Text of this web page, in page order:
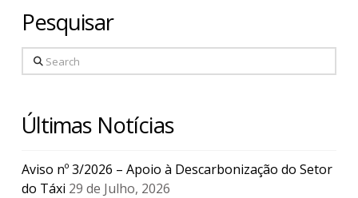
Pesquisar
Search
Últimas Notícias
Aviso nº 3/2026 – Apoio à Descarbonização do Setor
do Táxi 29 de Julho, 2026